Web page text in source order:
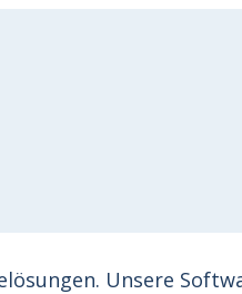
Unsere